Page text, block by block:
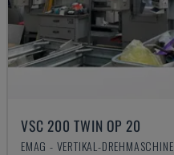
VSC 200 TWIN OP 20
EMAG - VERTIKAL-DREHMASCHINE